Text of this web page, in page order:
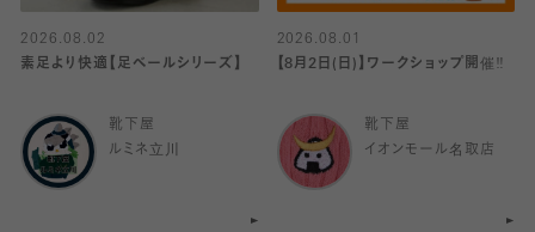
2026.08.02
素足より快適【足ベールシリーズ】
靴下屋
ルミネ立川
2026.08.01
【8月2日(日)】ワークショップ開催‼️
靴下屋
イオンモール名取店